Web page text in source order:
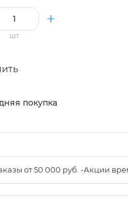
шт
покупка
от 50 000 руб. -Акции